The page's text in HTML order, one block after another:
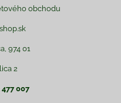
obchodu
974 01
2
007